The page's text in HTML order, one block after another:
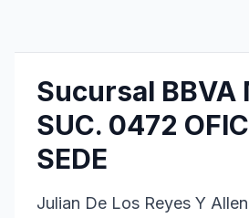
Sucursal BBVA
SUC. 0472
SEDE
Julian De Los Reyes Y